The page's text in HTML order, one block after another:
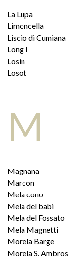
La Lupa
Limoncella
Liscio di Cumiana
Long I
Losin
Losot
M
Magnana
Marcon
Mela cono
Mela del babi
Mela del Fossato
Mela Magnetti
Morela Barge
Morela S. Ambros